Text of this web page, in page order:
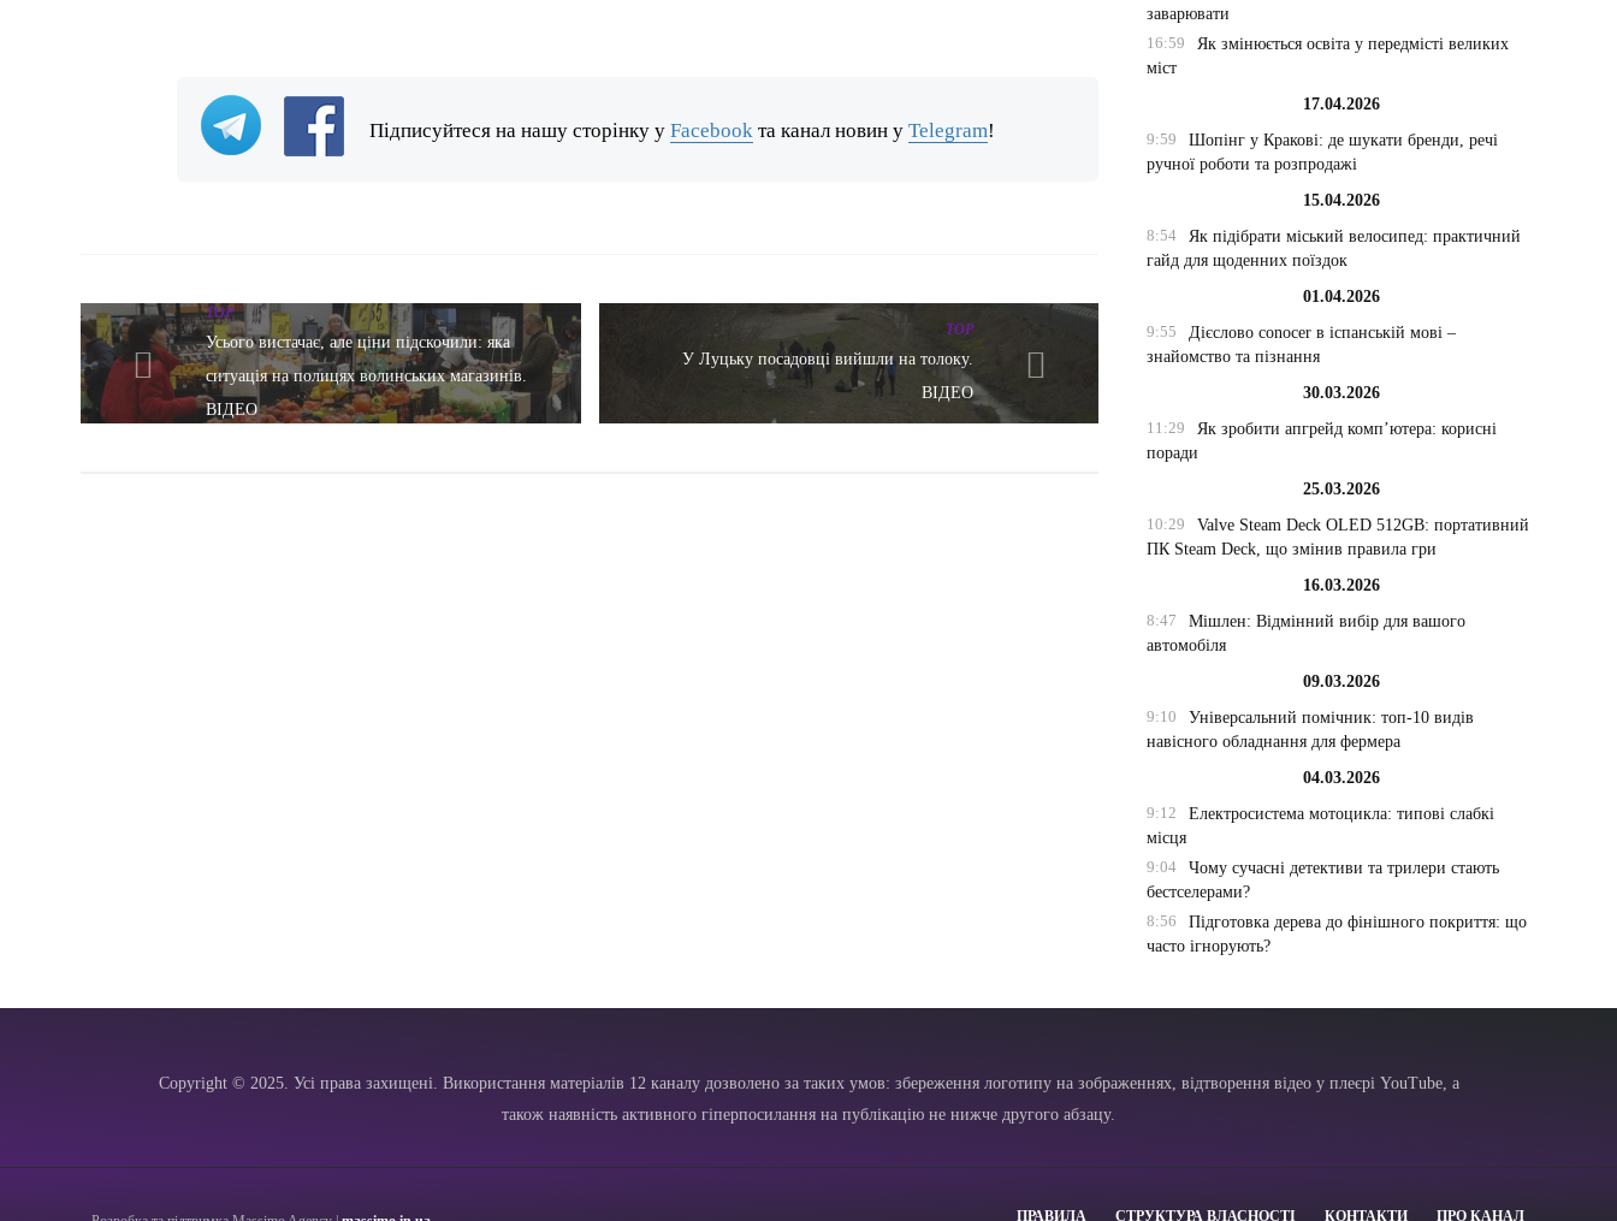
Підписуйтеся на нашу сторінку уFacebook та канал новин уTelegram!
TOP
Усього вистачає, але ціни підскочили: яка
ситуація на полицях волинських магазинів.
ВІДЕО
TOP
У Луцьку посадовці вийшли на толоку.
ВІДЕО
заварювати
16:59
Як змінюється освіта у передмісті великих
міст
17.04.2026
9:59
Шопінг у Кракові: де шукати бренди, речі
ручної роботи та розпродажі
15.04.2026
8:54
Як підібрати міський велосипед: практичний
гайд для щоденних поїздок
01.04.2026
9:55
Дієслово conocer в іспанській мові –
знайомство та пізнання
30.03.2026
11:29
Як зробити апгрейд комп’ютера: корисні
поради
25.03.2026
10:29
Valve Steam Deck OLED 512GB: портативний
ПК Steam Deck, що змінив правила гри
16.03.2026
8:47
Мішлен: Відмінний вибір для вашого
автомобіля
09.03.2026
9:10
Універсальний помічник: топ-10 видів
навісного обладнання для фермера
04.03.2026
9:12
Електросистема мотоцикла: типові слабкі
місця
9:04
Чому сучасні детективи та трилери стають
бестселерами?
8:56
Підготовка дерева до фінішного покриття: що
часто ігнорують?
Copyright © 2025. Усі права захищені. Використання матеріалів 12 каналу дозволено за таких умов: збереження логотипу на зображеннях, відтворення відео у плеєрі YouTube, а
також наявність активного гіперпосилання на публікацію не нижче другого абзацу.
ПРАВИЛА СТРУКТУРА ВЛАСНОСТІ КОНТАКТИ ПРО КАНАЛ